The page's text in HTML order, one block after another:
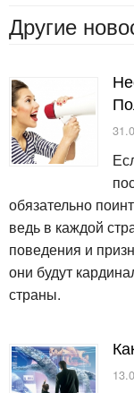
Другие
обязательно
ведь в каждой
поведения и
они будут
страны.